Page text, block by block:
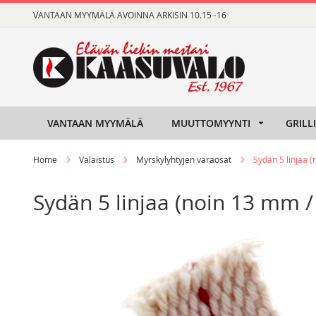
to
VANTAAN MYYMÄLÄ AVOINNA ARKISIN 10.15 -16
VANTAAN MYYMÄLÄ MUUTTOMYYNTI
Home Valaistus Myrskylyhtyjen varaosat Sydän 5 linjaa
Sydän 5 linjaa (noin 13 mm